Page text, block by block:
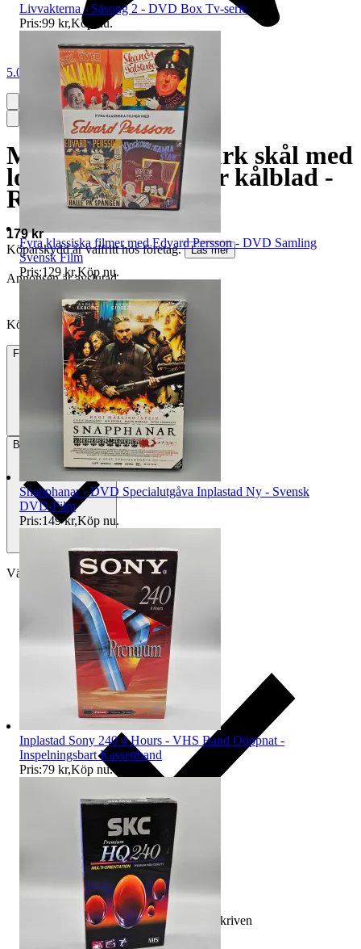
5.0
Mindre ljusgrön burk skål med
lock - Reliefmönster kålblad -
Retro
179 kr
Köparskydd är valfritt hos företag. Läs mer
Annonsen är avslutad
Köpförfrågan är tyvärr inte tillgänglig.
Frakt Från 49 kr
Betalning Via Tradera
Välj till köparskydd
Ersättning om varan inte är som beskriven
Livvakterna - Säsong 2 - DVD Box Tv-serie
Pris:99 kr,Köp nu.
Fyra klassiska filmer med Edvard Persson - DVD Samling
Svensk Film
Pris:129 kr,Köp nu.
Snapphanar - DVD Specialutgåva Inplastad Ny - Svensk
DVD-Film
Pris:149 kr,Köp nu.
Inplastad Sony 240 4 Hours - VHS Band Oöppnat -
Inspelningsbart Kassettband
Pris:79 kr,Köp nu.